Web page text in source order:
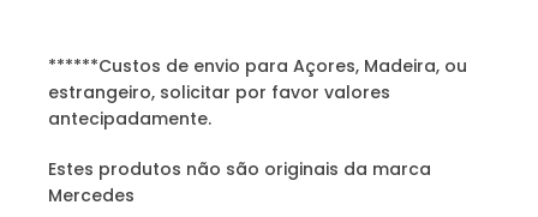
******Custos de envio para Açores, Madeira, ou
estrangeiro, solicitar por favor valores
antecipadamente.
Estes produtos não são originais da marca
Mercedes